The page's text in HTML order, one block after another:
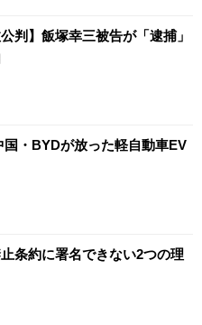
判】飯塚幸三被告が「逮捕」
国・BYDが放った軽自動車EV
条約に署名できない2つの理